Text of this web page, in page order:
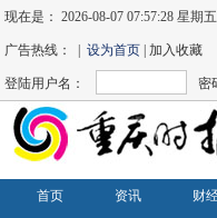
现在是：2026-08-07 07:57:28 星期五
广告热线： |设为首页 | 加入收藏
登陆用户名： 密
首页 资讯 财